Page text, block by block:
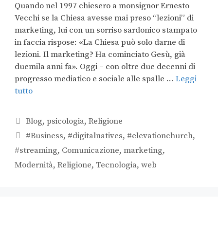
Quando nel 1997 chiesero a monsignor Ernesto
Vecchi se la Chiesa avesse mai preso “lezioni” di
marketing, lui con un sorriso sardonico stampato
in faccia rispose: «La Chiesa può solo darne di
lezioni. Il marketing? Ha cominciato Gesù, già
duemila anni fa». Oggi – con oltre due decenni di
progresso mediatico e sociale alle spalle … Leggi
tutto
Blog,psicologia,Religione
#Business, #digitalnatives, #elevationchurch,
#streaming, Comunicazione, marketing,
Modernità, Religione, Tecnologia, web